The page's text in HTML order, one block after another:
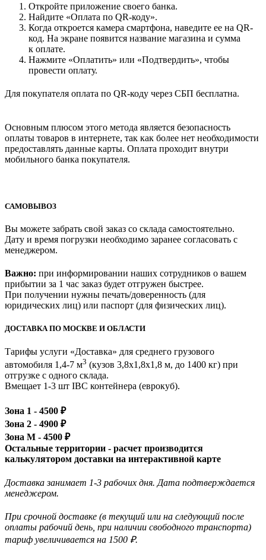
Откройте приложение своего банка.
Найдите «Оплата по QR-коду».
Когда откроется камера смартфона, наведите ее на QR-
код. На экране появится название магазина и сумма
к оплате.
Нажмите «Оплатить» или «Подтвердить», чтобы
провести оплату.
Для покупателя оплата по QR-коду через СБП бесплатна.
Основным плюсом этого метода является безопасность
оплаты товаров в интернете, так как более нет необходимости
предоставлять данные карты. Оплата проходит внутри
мобильного банка покупателя.
САМОВЫВОЗ
Вы можете забрать свой заказ со склада самостоятельно.
Дату и время погрузки необходимо заранее согласовать с
менеджером.
Важно: при информировании наших сотрудников о вашем
прибытии за 1 час заказ будет отгружен быстрее.
При получении нужны печать/доверенность (для
юридических лиц) или паспорт (для физических лиц).
ДОСТАВКА ПО МОСКВЕ И ОБЛАСТИ
Тарифы услуги «Доставка» для среднего грузового
автомобиля 1,4-7 м3 (кузов 3,8x1,8x1,8 м, до 1400 кг) при
отгрузке с одного склада.
Вмещает 1-3 шт IBC контейнера (еврокуб).
Зона 1 - 4500 ₽
Зона 2 - 4900 ₽
Зона М - 4500 ₽
Остальные территории - расчет производится
калькулятором доставки на интерактивной карте
Доставка занимает 1-3 рабочих дня. Дата подтверждается
менеджером.
При срочной доставке (в текущий или на следующий после
оплаты рабочий день, при наличии свободного транспорта)
тариф увеличивается на 1500 ₽.